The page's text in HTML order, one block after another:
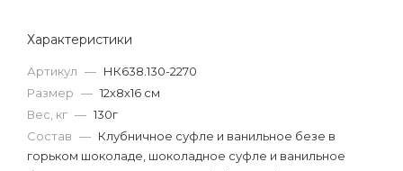
Характеристики
Артикул — НК638.130-2270
Размер — 12х8х16 см
Вес, кг — 130г
Состав — Клубничное суфле и ванильное безе в
горьком шоколаде, шоколадное суфле и ванильное